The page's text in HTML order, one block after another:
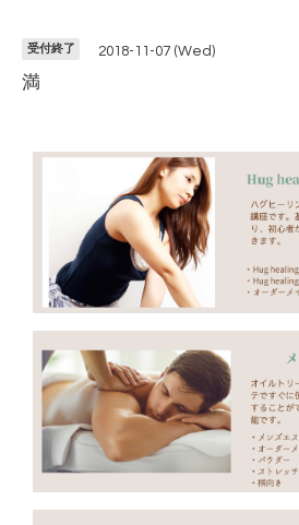
受付終了 2018-11-07 (Wed)
満